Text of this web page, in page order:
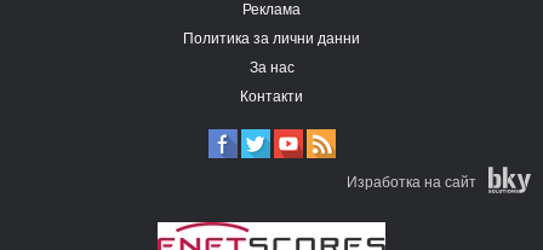
Реклама
Политика за лични данни
За нас
Контакти
Изработка на сайт